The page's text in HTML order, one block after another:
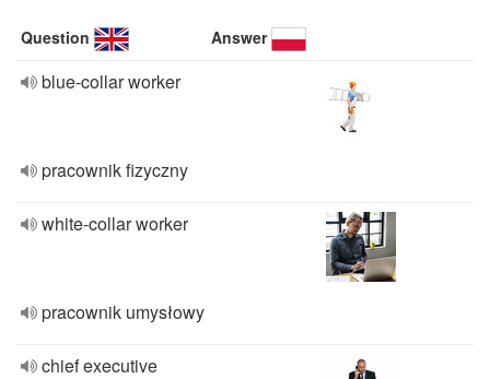
Question Answer
blue-collar worker
pracownik fizyczny
white-collar worker
pracownik umysłowy
chief executive